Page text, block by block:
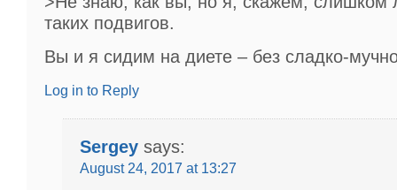
таких подвигов.
Вы и я сидим на диете – без сладко-
Log in to Reply
Sergey says:
August 24, 2017 at 13:27